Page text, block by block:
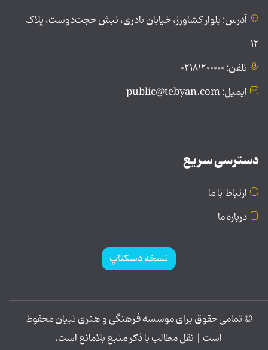
آدرس: بلوار کشاورز، خیابان نادری، نبش حجت‌دوست، پلاک
۱۲
تلفن: ۰۲۱۸۱۲۰۰۰۰۰
ایمیل: public@tebyan.com
دسترسی سریع
ارتباط با ما
درباره ما
نسخه دسکتاپ
© تمامی حقوق برای موسسه فرهنگی و هنری تبیان محفوظ
است | نقل مطالب با ذکر منبع بلامانع است.